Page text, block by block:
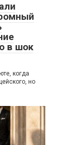
в шок
когда
но